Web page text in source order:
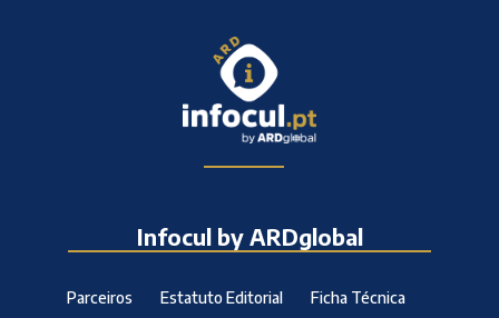
Infocul by ARDglobal
Parceiros Estatuto Editorial
Ficha Técnica